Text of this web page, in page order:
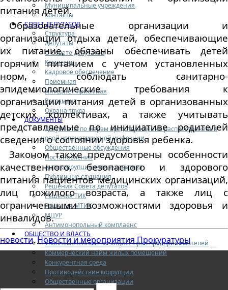
Муниципальные учреждения
Контакты
СОВЕТ ДЕПУТАТОВ
Структура
Депутаты
О Совете депутатов
Комиссии
Кадровое обеспечение
Приемная
Интернет-приемная
Регламент
Охрана труда
ДОКУМЕНТЫ
Документы по мерам предотвращения распространения
новой коронавирусной инфекции
Общественные обсуждения
Постановления
Антикоррупционная экспертиза
Публичные слушания
Решения Совета депутатов
Решения ТИК
Решения МТИК
МЦУР
Антимонопольный комплаенс
ОБЩЕСТВО И ВЛАСТЬ
Уполномоченный по защите прав предпринимателей
Коммерческий найм жилых помещений
Конкурентная среда
Противодействие коррупции
Общественные организации
питания детей.
Образовательные организации и
организации отдыха детей, обеспечивающие
их питание, обязаны обеспечивать детей
горячим питанием с учетом установленных
норм, соблюдать санитарно-
эпидемиологические требования к
организации питания детей в организованных
детских коллективах, а также учитывать
представляемые по инициативе родителей
сведения о состоянии здоровья ребенка.
Законом также предусмотрены особенности
качественного, безопасного и здорового
питания пациентов медицинских организаций,
лиц пожилого возраста, а также лиц с
ограниченными возможностями здоровья и
инвалидов.
новости,Новости и мероприятия Прокуратуры